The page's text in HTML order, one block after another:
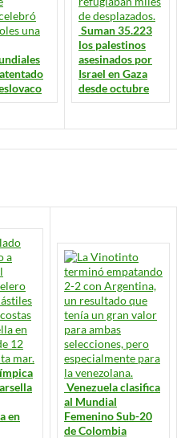
Suman 35.223
los palestinos
asesinados por
Israel en Gaza
desde octubre
en
Venezuela clasifica
al Mundial
Femenino Sub-20
de Colombia